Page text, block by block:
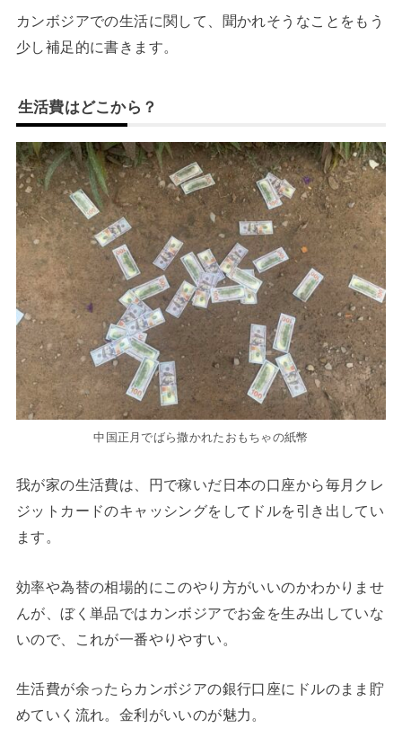
カンボジアでの生活に関して、聞かれそうなことをもう
少し補足的に書きます。
生活費はどこから？
中国正月でばら撒かれたおもちゃの紙幣
我が家の生活費は、円で稼いだ日本の口座から毎月クレ
ジットカードのキャッシングをしてドルを引き出してい
ます。
効率や為替の相場的にこのやり方がいいのかわかりませ
んが、ぼく単品ではカンボジアでお金を生み出していな
いので、これが一番やりやすい。
生活費が余ったらカンボジアの銀行口座にドルのまま貯
めていく流れ。金利がいいのが魅力。